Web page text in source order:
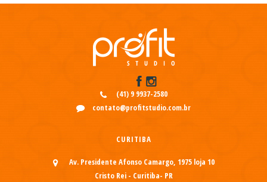
(41) 9 9937-2580
contato@profitstudio.com.br
CURITIBA
Av. Presidente Afonso Camargo, 1975 loja 10
Cristo Rei - Curitiba- PR